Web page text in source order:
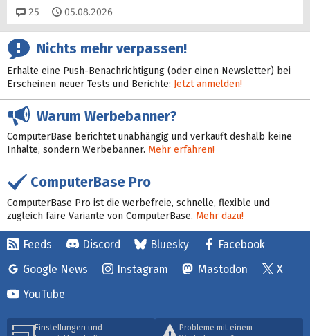
25 Kommentare
05.08.2026
Nichts mehr verpassen!
Erhalte eine Push-Benachrichtigung (oder einen Newsletter) bei
Erscheinen neuer Tests und Berichte: Jetzt anmelden!
Warum Werbebanner?
ComputerBase berichtet unabhängig und verkauft deshalb keine
Inhalte, sondern Werbebanner. Mehr erfahren!
ComputerBase Pro
ComputerBase Pro ist die werbefreie, schnelle, flexible und
zugleich faire Variante von ComputerBase. Mehr dazu!
Feeds Discord Bluesky
Facebook
Google News
Instagram Mastodon
X
YouTube
Einstellungen und
Probleme mit einem